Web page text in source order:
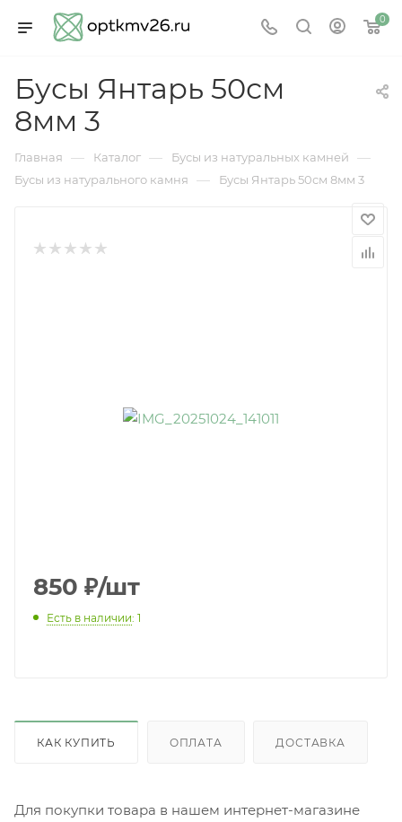
0
Бусы Янтарь 50см
8мм 3
Главная — Каталог — Бусы из натуральных камней —
Бусы из натурального камня — Бусы Янтарь 50см 8мм 3
850 ₽/шт
Есть в наличии: 1
КАК КУПИТЬ ОПЛАТА ДОСТАВКА
Для покупки товара в нашем интернет-магазине